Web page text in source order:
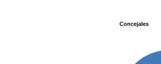
Concejales